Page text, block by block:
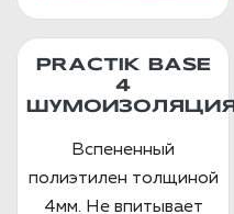
PRACTIK BASE
4
ШУМОИЗОЛЯЦИЯ
Вспененный
полиэтилен толщиной
4мм. Не впитывает